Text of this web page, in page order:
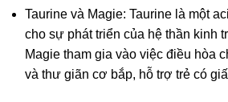
Taurine và Magie: Taurine là một
cho sự phát triển của hệ thần kinh
Magie tham gia vào việc điều hòa
và thư giãn cơ bắp, hỗ trợ trẻ có